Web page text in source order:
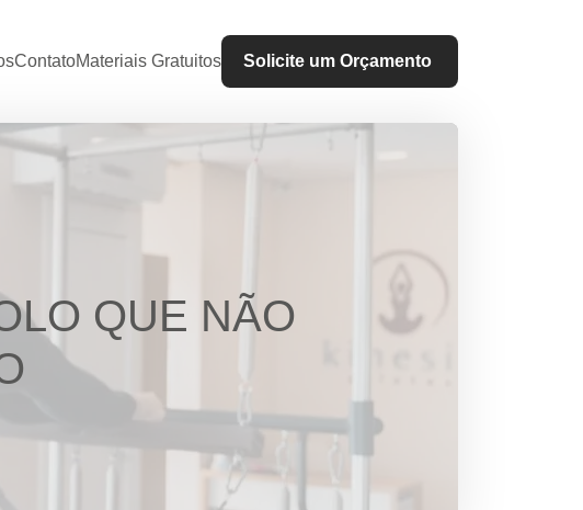
ContatoMateriais Gratuitos Solicite um Orçamento
QUE NÃO